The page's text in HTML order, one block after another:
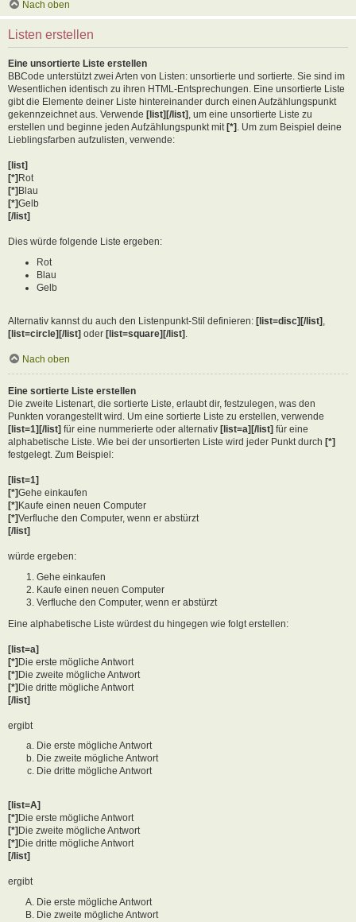
Nach oben
Listen erstellen
Eine unsortierte Liste erstellen
BBCode unterstützt zwei Arten von Listen: unsortierte und sortierte. Sie sind im
Wesentlichen identisch zu ihren HTML-Entsprechungen. Eine unsortierte Liste
gibt die Elemente deiner Liste hintereinander durch einen Aufzählungspunkt
gekennzeichnet aus. Verwende [list][/list] , um eine unsortierte Liste zu
erstellen und beginne jeden Aufzählungspunkt mit [*] . Um zum Beispiel deine
Lieblingsfarben aufzulisten, verwende:
[list]
[*] Rot
[*] Blau
[*]Gelb
[/list]
Dies würde folgende Liste ergeben:
Rot
Blau
Gelb
Alternativ kannst du auch den Listenpunkt-Stil definieren: [list=disc][/list] ,
[list=circle][/list] oder [list=square][/list] .
Nach oben
Eine sortierte Liste erstellen
Die zweite Listenart, die sortierte Liste, erlaubt dir, festzulegen, was den
Punkten vorangestellt wird. Um eine sortierte Liste zu erstellen, verwende
[list=1][/list] für eine nummerierte oder alternativ [list=a][/list] für eine
alphabetische Liste. Wie bei der unsortierten Liste wird jeder Punkt durch [*]
festgelegt. Zum Beispiel:
[list=1]
[*]Gehe einkaufen
[*] Kaufe einen neuen Computer
[*]Verfluche den Computer, wenn er abstürzt
[/list]
würde ergeben:
Gehe einkaufen
Kaufe einen neuen Computer
Verfluche den Computer, wenn er abstürzt
Eine alphabetische Liste würdest du hingegen wie folgt erstellen:
[list=a]
[*]Die erste mögliche Antwort
[*]Die zweite mögliche Antwort
[*]Die dritte mögliche Antwort
[/list]
ergibt
Die erste mögliche Antwort
Die zweite mögliche Antwort
Die dritte mögliche Antwort
[list=A]
[*] Die erste mögliche Antwort
[*] Die zweite mögliche Antwort
[*] Die dritte mögliche Antwort
[/list]
ergibt
Die erste mögliche Antwort
Die zweite mögliche Antwort